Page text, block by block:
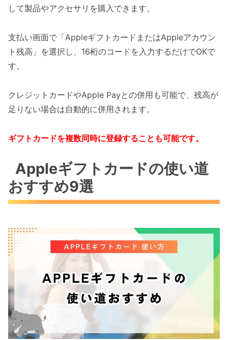
して製品やアクセサリを購入できます。
支払い画面で「AppleギフトカードまたはAppleアカウン
ト残高」を選択し、16桁のコードを入力するだけでOKで
す。
クレジットカードやApple Payとの併用も可能で、残高が
足りない場合は自動的に併用されます。
ギフトカードを複数同時に登録することも可能です。
Appleギフトカードの使い道
おすすめ9選